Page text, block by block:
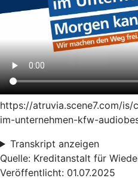
https://atruvia.scene7.com/
im-unternehmen-kfw-
Transkript anzeigen
Quelle: Kreditanstalt für
Veröffentlicht: 01.07.2025